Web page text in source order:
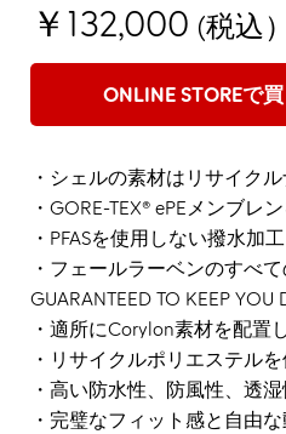
￥132,000 (税込）
ONLINE STOREで買
・シェルの素材はリサイク
・GORE-TEX® ePEメンブレ
・PFASを使用しない撥水加
・フェールラーベンのすべ
GUARANTEED TO KEEP
・適所にCorylon素材を配置
・リサイクルポリエステル
・高い防水性、防風性、透湿
・完璧なフィット感と自由